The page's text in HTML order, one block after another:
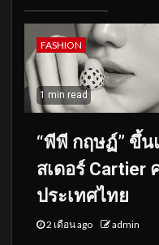
FASHION
1 min read
“พีพี กฤษฏ์” ขึ้
สเดอร์ Cartier
ประเทศไทย
2 เดือน ago admin